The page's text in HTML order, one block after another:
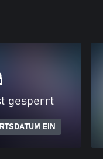
gesperrt
EIN